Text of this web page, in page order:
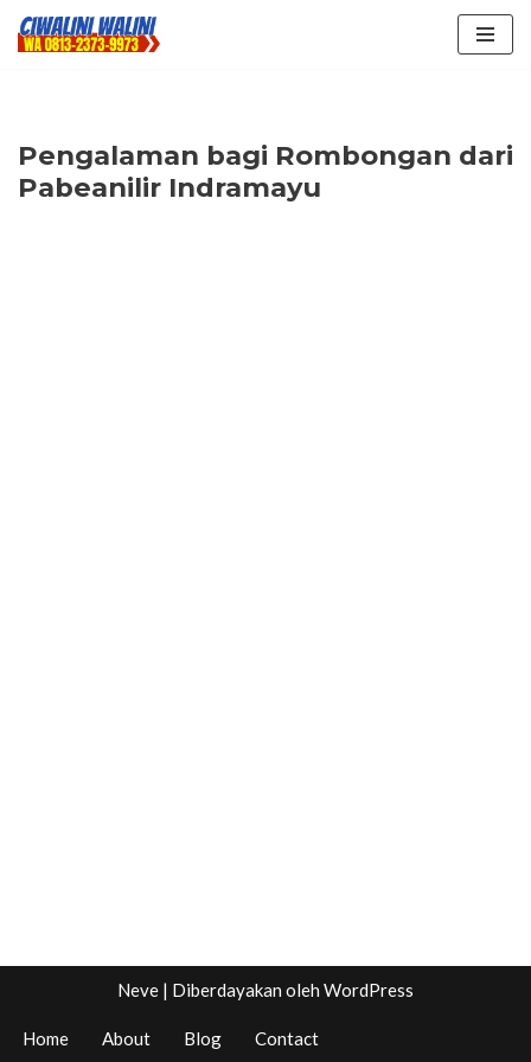
Pengalaman bagi Rombongan dari
Pabeanilir Indramayu
Neve | Diberdayakan oleh WordPress
Home About Blog Contact